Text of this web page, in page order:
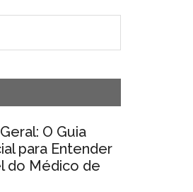
O Guia
para Entender
do Médico de